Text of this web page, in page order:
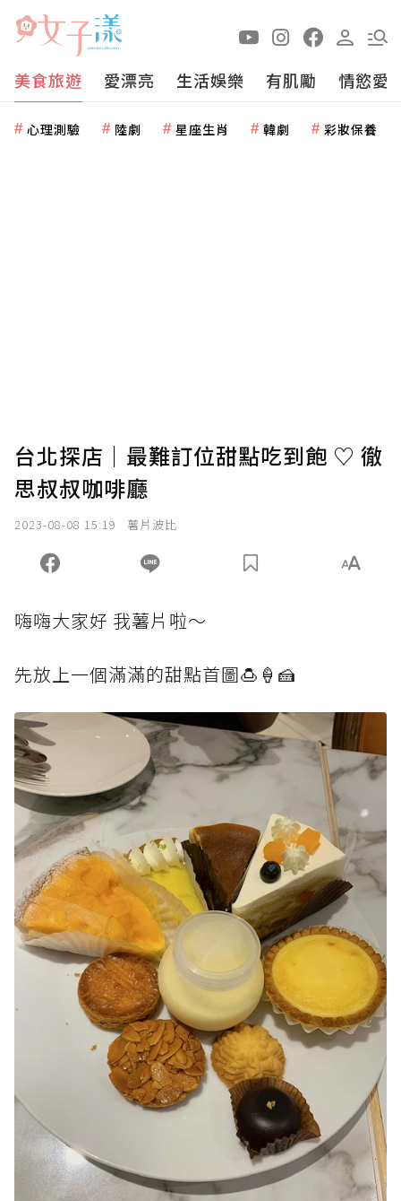
美食旅遊 愛漂亮 生活娛樂 有肌勵 情慾愛
心理測驗 陸劇 星座生肖 韓劇 彩妝保養
台北探店｜最難訂位甜點吃到飽 ♡ 徹
思叔叔咖啡廳
2023-08-08 15:19 薯片波比
嗨嗨大家好 我薯片啦～
先放上一個滿滿的甜點首圖🍮🍦🍰